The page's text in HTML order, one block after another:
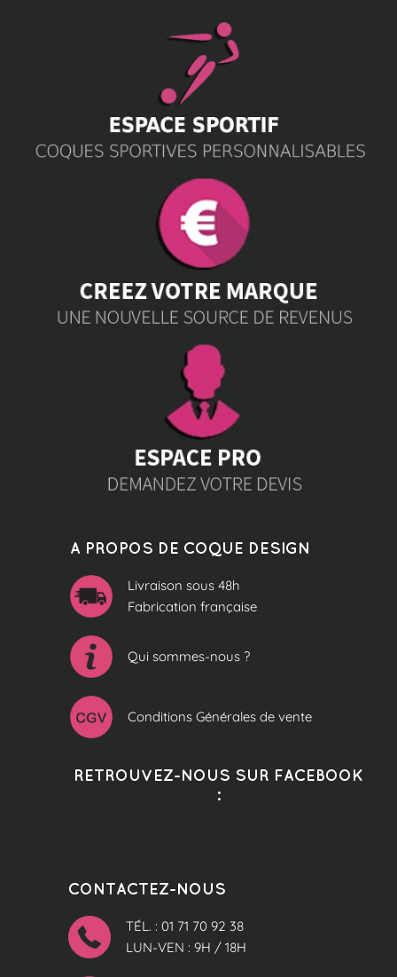
A PROPOS DE COQUE DESIGN
Livraison sous 48h
Fabrication française
Qui sommes-nous ?
Conditions Générales de vente
RETROUVEZ-NOUS SUR FACEBOOK
:
CONTACTEZ-NOUS
TÉL. : 01 71 70 92 38
LUN-VEN : 9H / 18H